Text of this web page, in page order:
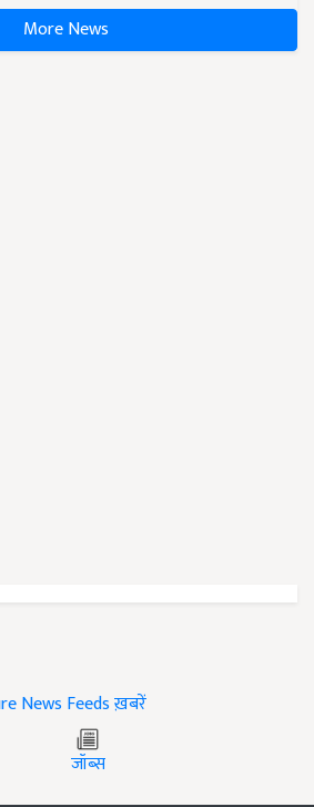
More News
ख़बरें
जॉब्स